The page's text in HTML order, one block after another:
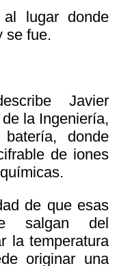
lugar donde
se fue.
Javier
la Ingeniería,
donde
de iones
de que esas
salgan del
la temperatura
originar una